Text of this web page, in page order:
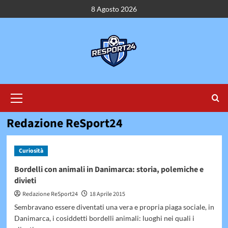
al
8 Agosto 2026
principale
Redazione ReSport24
Curiosità
Bordelli con animali in Danimarca: storia, polemiche e
divieti
Redazione ReSport24
18 Aprile 2015
Sembravano essere diventati una vera e propria piaga sociale, in
Danimarca, i cosiddetti bordelli animali: luoghi nei quali i